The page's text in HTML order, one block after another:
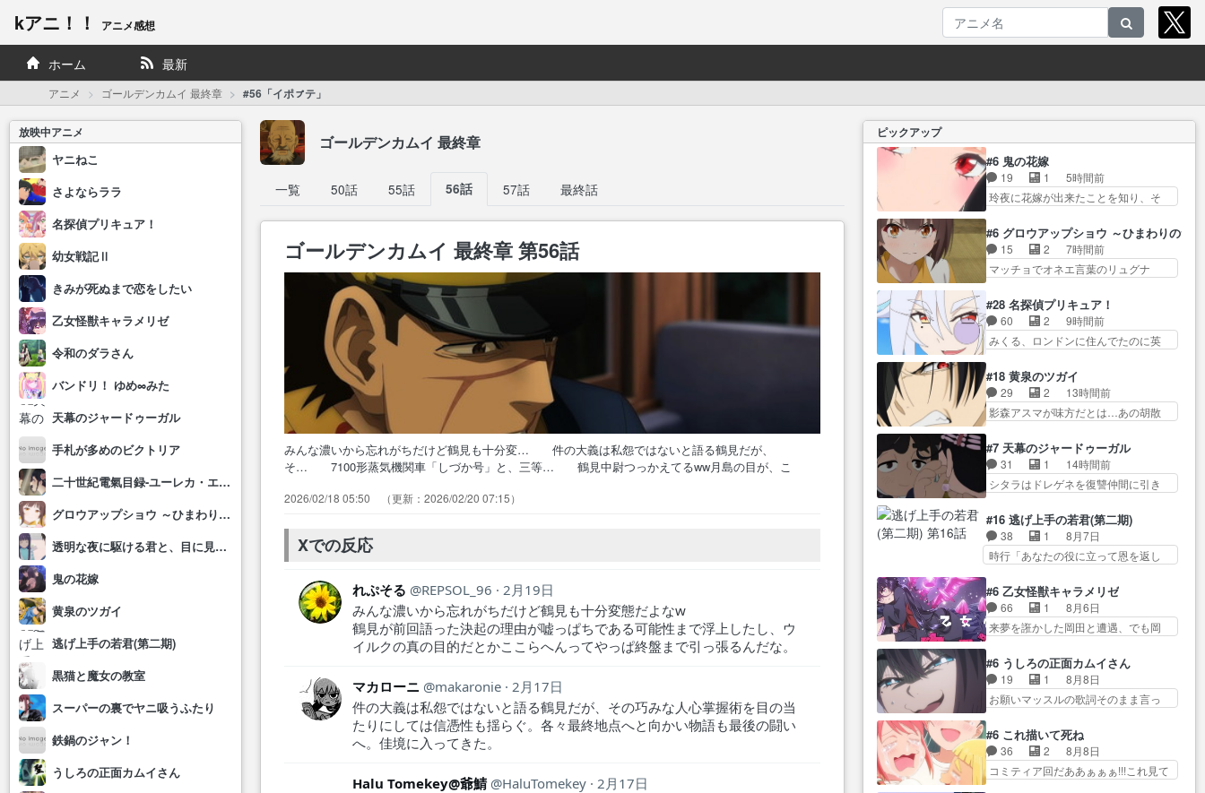
kアニ！！ アニメ感想
ホーム 最新
アニメ ゴールデンカムイ 最終章 #56「イポㇷ゚テ」
放映中アニメ
ヤニねこ
さよならララ
名探偵プリキュア！
幼女戦記Ⅱ
きみが死ぬまで恋をしたい
乙女怪獣キャラメリゼ
令和のダラさん
バンドリ！ ゆめ∞みた
天幕のジャードゥーガル
手札が多めのビクトリア
二十世紀電氣目録-ユーレカ・エヴリカ-
グロウアップショウ ～ひまわりのサーカス団～
透明な夜に駆ける君と、目に見えない恋をした。
鬼の花嫁
黄泉のツガイ
逃げ上手の若君(第二期)
黒猫と魔女の教室
スーパーの裏でヤニ吸うふたり
鉄鍋のジャン！
うしろの正面カムイさん
ゴールデンカムイ 最終章
一覧 50話 55話 56話 57話 最終話
ゴールデンカムイ 最終章 第56話
みんな濃いから忘れがちだけど鶴見も十分変… 件の大義は私怨ではないと語る鶴見だが、
そ… 7100形蒸気機関車「しづか号」と、三等… 鶴見中尉つっかえてるww月島の目が、こ
めれ… ああっ、遂にアシㇼパちゃんが、鶴見中尉の… アシㇼパと杉元が一緒にいる安心感っ
法がアシ…
2026/02/18 05:50 2026/02/20 07:15
Xでの反応
れぷそる REPSOL_96
2月19日
みんな濃いから忘れがちだけど鶴見も十分変態だよなw
鶴見が前回語った決起の理由が嘘っぱちである可能性まで浮上したし、ウ
イルクの真の目的だとかここらへんってやっぱ終盤まで引っ張るんだな。
マカローニ makaronie
2月17日
件の大義は私怨ではないと語る鶴見だが、その巧みな人心掌握術を目の当
たりにしては信憑性も揺らぐ。各々最終地点へと向かい物語も最後の闘い
へ。佳境に入ってきた。
Halu Tomekey@爺鯖 HaluTomekey
2月17日
ピックアップ
#6 鬼の花嫁
19 1
5時間前
玲夜に花嫁が出来たことを知り、そ
んだけど、ざまぁ、が中… 最
初、にゃん吉が透子のストーカーを
始めた… 高道きもいけどあれ横
で見せつけられるのは… 玲夜の
さ… にゃんきちくんのお母さん
が一番かわいいで… 花江さんが
中学生ストーカーしてた花江さ
が主人公にプレゼ… 「お願いが
あるときはキスでおねだりする」
… 透子とにゃん吉の馴れ初めを
見れて良かった…
#6 グロウアップショウ ～ひまわりのサ
15 2
7時間前
マッチョでオネエ言葉のリュグナ
可愛いね叡智で綺麗で可憐… ひ
まわりサーカスに突然現れた金髪の
大男少… 伝説の男の登場によっ
て、山田の輝かしき過… お父さ
諏… 第６話をｄアニメストアで
視聴しました。視… じゃがいも
しか食べられない貧乏サーカス
が出てきた。みず… おはようご
ざいます！瑞佳の正体が明かさ
れ… 朝も昼もおやつもじゃがい
も尽くしの『ひま…
#28 名探偵プリキュア！
60 2
9時間前
みくる、ロンドンに住んでたのに英
うなやつなのかな？裏か… デッ
チ・アゲイン、未来から来たのか
な？ウ… 何か事情がある、理由
がある事をエクレール… デッチ
キ… 遂に探偵事務所に外国人の
お客様?アゲセー… でっち上げ
Approach。帆羽さんを正… どん
「役… 怪盗団ファントムの漫才
に大笑いしたw一度… 「男性の欺
瞞、悪意」が女性に向かい悪さを…
#18 黄泉のツガイ
29 2
13時間前
影森アスマが味方だとは…あの胡散
アサ脱出時の話しか下界… やは
りアスマ(石田彰キャラ)は裏切り者
た… 原作を読むの我慢していて
よかっただって顔… どんどん増
人… 夜桜は「顔で損してる」っ
て言うけど、声で… おかしいな
石田が実はいい人っぽい？まだ
アサちゃん目的で… "顔で損して
る"企み顔て何…wアスマさん…
顔で損してるアスマさんついでに声
でも損し…
#7 天幕のジャードゥーガル
31 1
14時間前
シタラはドレゲネを復讐仲間に引き
ンを支えるチャガタイ家… トル
イに功績を挙げさせて政権と軍のバ
ラン… 覇道のトルイと王道のオ
ゴタイって感じかな… 賢い人物
の… シタラとボラクチンの考え
が初めてシンクロ… ドレゲネの
テントを後にするシタラの背後
治」国家の表舞台に… 前回のシ
タラと対比したおおらかな笑顔が
印… 戦争よりも経済の領域をそ
の視野に入れてい…
#16 逃げ上手の若君(第二期)
38 1
8月7日
時行「あなたの役に立って恩を返し
ただろと言われると返… このア
ニメの演出、同じCloverWor… 貞
宗の思考を読み切れなかったのは、
経験の… 信濃仮面いったい誰な
ったり将棋だったり、諏訪神党の三
大… ・これ罠じゃないの？・砦
を捨てるって同盟… 合戦におけ
山… 薄々思ってたけど実写パー
トに対する熱意が… 亜也子ちゃ
ん面白い親父さんが無事で良かっ…
#6 乙女怪獣キャラメリゼ
66 1
8月6日
来夢を誑かした岡田と遭遇、でも岡
か見てなかったと気付き… みん
なからのメイク道具が、らいりーさ
んを… らいりーの影響で理想に
向けて努力する黒絵… コングと
友… らいりーが己のルッキズム
と相対する話とし… らいりーさ
んが容姿の美醜でしか人を見な
#6 うしろの正面カムイさん
19 1
8月8日
お願いマッスルの歌詞そのまま言っ
した～バタバタしてて… 霊を大
量に成仏させた ジェットババアの
亜… 1日で6人は流石絶倫カムイ
婆もしっかり抱… 今回は交通悪
#6 これ描いて死ね
36 2
8月8日
コミティア回だああぁぁぁ!!!これ見て